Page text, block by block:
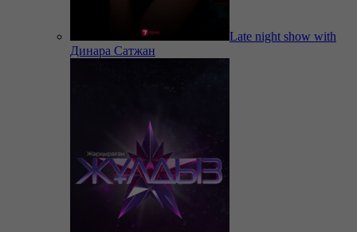
Late night show with
Динара Сатжан